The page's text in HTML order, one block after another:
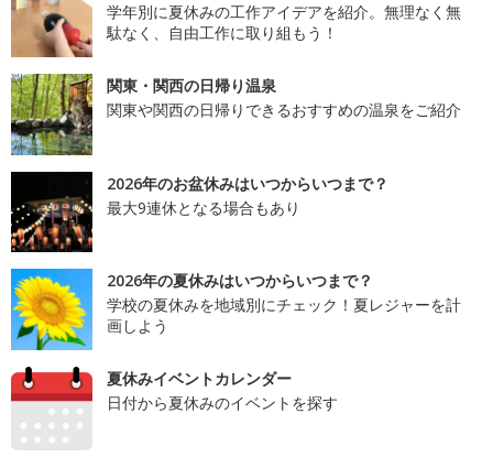
学年別に夏休みの工作アイデアを紹介。無理なく無
駄なく、自由工作に取り組もう！
関東・関西の日帰り温泉
関東や関西の日帰りできるおすすめの温泉をご紹介
2026年のお盆休みはいつからいつまで？
最大9連休となる場合もあり
2026年の夏休みはいつからいつまで？
学校の夏休みを地域別にチェック！夏レジャーを計
画しよう
夏休みイベントカレンダー
日付から夏休みのイベントを探す